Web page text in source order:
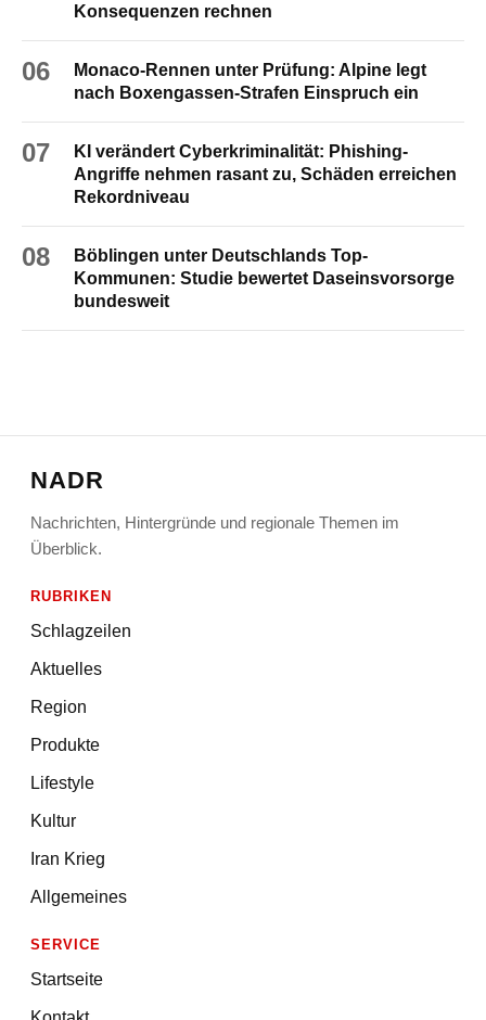
Konsequenzen rechnen
06
Monaco-Rennen unter Prüfung: Alpine legt
nach Boxengassen-Strafen Einspruch ein
07
KI verändert Cyberkriminalität: Phishing-
Angriffe nehmen rasant zu, Schäden erreichen
Rekordniveau
08
Böblingen unter Deutschlands Top-
Kommunen: Studie bewertet Daseinsvorsorge
bundesweit
NADR
Nachrichten, Hintergründe und regionale Themen im
Überblick.
RUBRIKEN
Schlagzeilen
Aktuelles
Region
Produkte
Lifestyle
Kultur
Iran Krieg
Allgemeines
SERVICE
Startseite